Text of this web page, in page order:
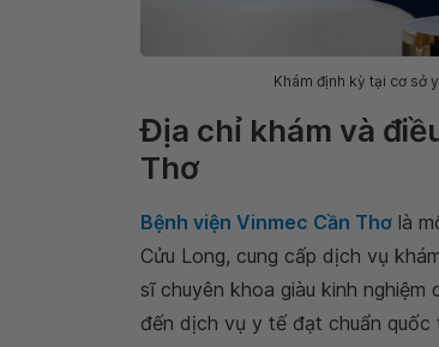
Khám định kỳ tại cơ sở
Địa chỉ khám và
Thơ
Bệnh viện Vinmec Cần Thơ là
Cửu Long, cung cấp dịch vụ
sĩ chuyên khoa giàu kinh
đến dịch vụ y tế đạt chuẩn quốc